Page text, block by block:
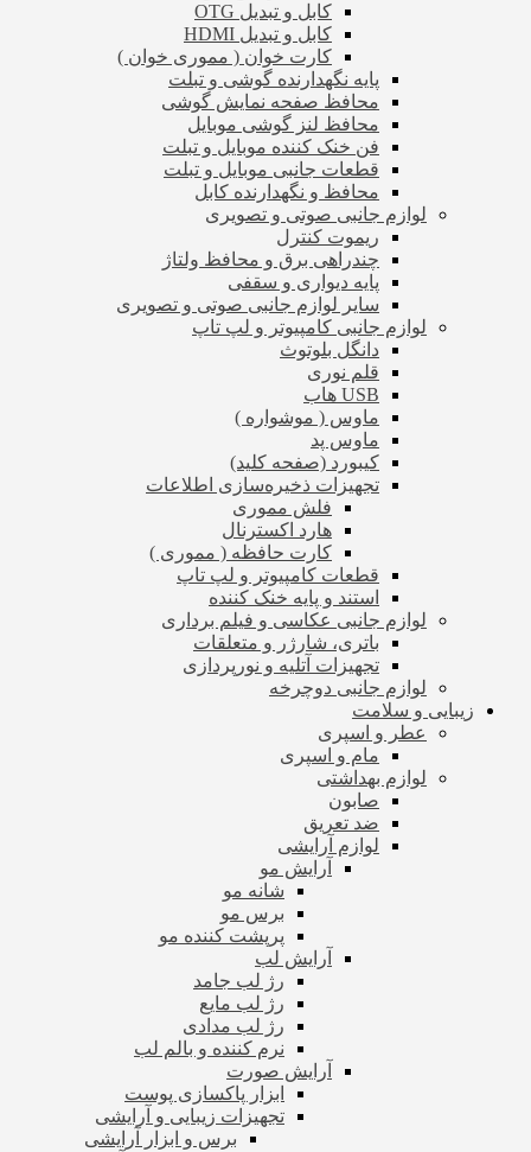
کابل و تبدیل OTG
کابل و تبدیل HDMI
کارت خوان ( مموری خوان )
پایه نگهدارنده گوشی و تبلت
محافظ صفحه نمایش گوشی
محافظ لنز گوشی موبایل
فن خنک کننده موبایل و تبلت
قطعات جانبی موبایل و تبلت
محافظ و نگهدارنده کابل
لوازم جانبی صوتی و تصویری
ریموت کنترل
چندراهی برق و محافظ ولتاژ
پایه دیواری و سقفی
سایر لوازم جانبی صوتی و تصویری
لوازم جانبی کامپیوتر و لپ تاپ
دانگل بلوتوث
قلم نوری
USB هاب
ماوس ( موشواره )
ماوس پد
کیبورد (صفحه کلید)
تجهیزات ذخیره‌سازی اطلاعات
فلش مموری
هارد اکسترنال
کارت حافظه ( مموری )
قطعات کامپیوتر و لپ تاپ
استند و پایه خنک کننده
لوازم جانبی عکاسی و فیلم برداری
باتری، شارژر و متعلقات
تجهیزات آتلیه و نورپردازی
لوازم جانبی دوچرخه
زیبایی و سلامت
عطر و اسپری
مام و اسپری
لوازم بهداشتی
صابون
ضد تعریق
لوازم آرایشی
آرایش مو
شانه مو
برس مو
پرپشت کننده مو
آرایش لب
رژ لب جامد
رژ لب مایع
رژ لب مدادی
نرم کننده و بالم لب
آرایش صورت
ابزار پاکسازی پوست
تجهیزات زیبایی و آرایشی
برس و ابزار آرایشی